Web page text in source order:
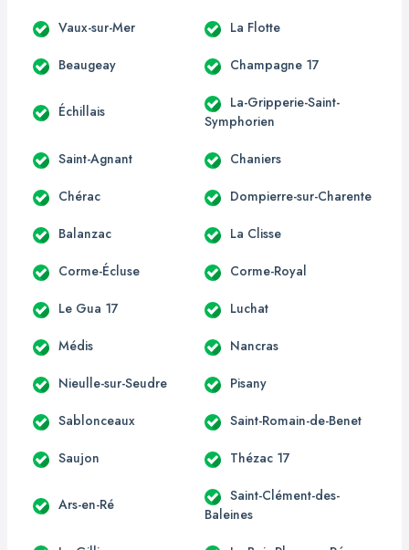
Vaux-sur-Mer La Flotte
Beaugeay Champagne 17
Échillais
La-Gripperie-Saint-
Symphorien
Saint-Agnant Chaniers
Chérac Dompierre-sur-Charente
Balanzac La Clisse
Corme-Écluse Corme-Royal
Le Gua 17 Luchat
Médis Nancras
Nieulle-sur-Seudre Pisany
Sablonceaux Saint-Romain-de-Benet
Saujon Thézac 17
Ars-en-Ré
Saint-Clément-des-
Baleines